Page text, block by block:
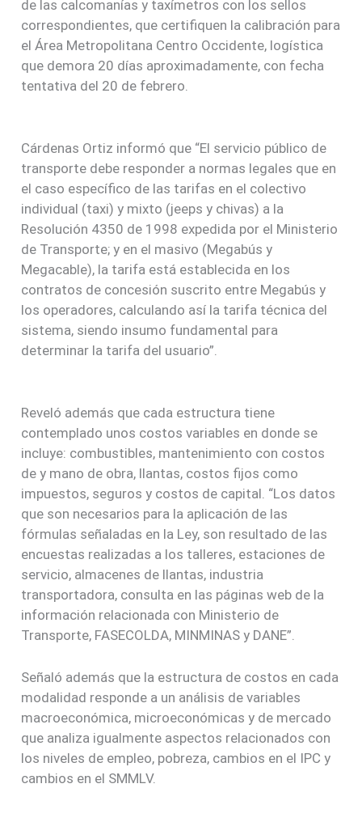
de las calcomanías y taxímetros con los sellos
correspondientes, que certifiquen la calibración para
el Área Metropolitana Centro Occidente, logística
que demora 20 días aproximadamente, con fecha
tentativa del 20 de febrero.
Cárdenas Ortiz informó que “El servicio público de
transporte debe responder a normas legales que en
el caso específico de las tarifas en el colectivo
individual (taxi) y mixto (jeeps y chivas) a la
Resolución 4350 de 1998 expedida por el Ministerio
de Transporte; y en el masivo (Megabús y
Megacable), la tarifa está establecida en los
contratos de concesión suscrito entre Megabús y
los operadores, calculando así la tarifa técnica del
sistema, siendo insumo fundamental para
determinar la tarifa del usuario”.
Reveló además que cada estructura tiene
contemplado unos costos variables en donde se
incluye: combustibles, mantenimiento con costos
de y mano de obra, llantas, costos fijos como
impuestos, seguros y costos de capital. “Los datos
que son necesarios para la aplicación de las
fórmulas señaladas en la Ley, son resultado de las
encuestas realizadas a los talleres, estaciones de
servicio, almacenes de llantas, industria
transportadora, consulta en las páginas web de la
información relacionada con Ministerio de
Transporte, FASECOLDA, MINMINAS y DANE”.
Señaló además que la estructura de costos en cada
modalidad responde a un análisis de variables
macroeconómica, microeconómicas y de mercado
que analiza igualmente aspectos relacionados con
los niveles de empleo, pobreza, cambios en el IPC y
cambios en el SMMLV.